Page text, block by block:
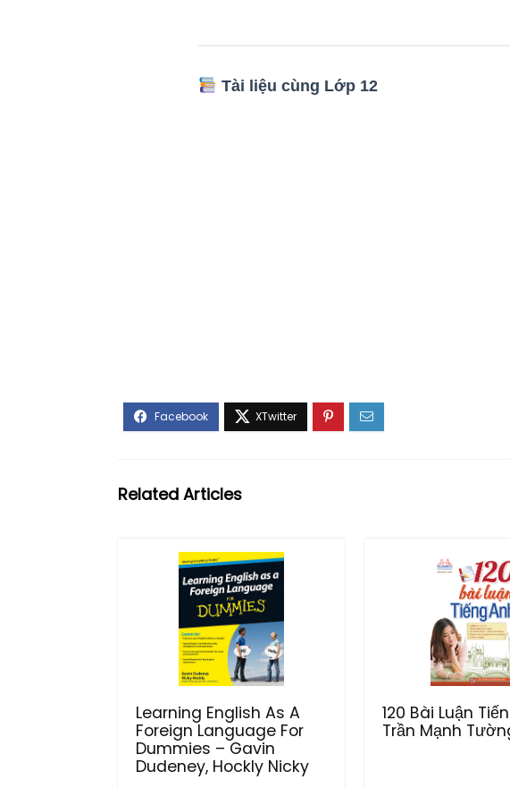
Tài liệu cùng Lớp 12
Related Articles
Learning English As A
Foreign Language For
Dummies – Gavin
Dudeney, Hockly Nicky
120 Bài Luận
Trần Mạnh